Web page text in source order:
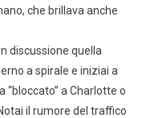
che brillava anche
discussione quella
a spirale e iniziai a
“bloccato” a Charlotte o
il rumore del traffico